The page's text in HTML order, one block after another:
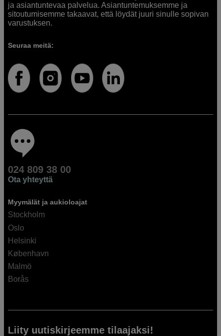
ja asiantuntevaa palvelua. Asiantuntemuksemme ja
sitoutumisemme takaavat, että löydät juuri sinulle sopivan
varustuksen.
Seuraa meitä:
024 809 38 00
Ota yhteyttä
Myymälät ja aukioloajat
Stockholm
Oslo
Helsinki
København
Malmö
Borås
Liity uutiskirjeemme tilaajaksi!